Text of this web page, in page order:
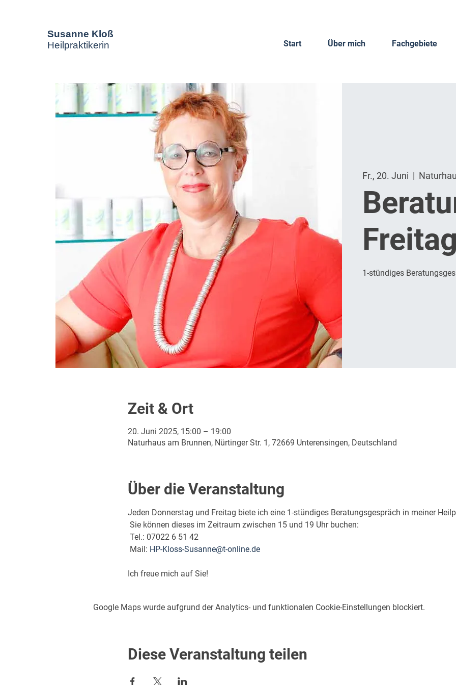
Susanne Kloß
Heilpraktikerin
Start Über mich Fachgebiete
Fr., 20. Juni
  |
Freitag
1-stündiges
Zeit & Ort
20. Juni 2025, 15:00 – 19:00
Naturhaus am Brunnen, Nürtinger Str. 1, 72669 Unterensingen, Deutschland
Über die Veranstaltung
Jeden Donnerstag und Freitag biete ich eine 1-stündiges Beratungsgespräch in meiner
Sie können dieses im Zeitraum zwischen 15 und 19 Uhr buchen:
Tel.: 07022 6 51 42
Mail: HP-Kloss-Susanne@t-online.de
Ich freue mich auf Sie!
Google Maps wurde aufgrund der Analytics- und funktionalen Cookie-Einstellungen blockiert.
Diese Veranstaltung teilen